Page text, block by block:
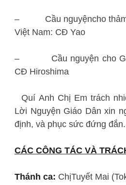
– Cầu nguyệncho thảm
Việt Nam: CĐ Yao
– Cầu nguyện cho
CĐ Hiroshima
Quí Anh Chị Em trách
Lời Nguyện Giáo Dân xin
định, và phục sức đứng đắn.
CÁC CÔNG TÁC VÀ
Thánh ca: ChịTuyết Mai